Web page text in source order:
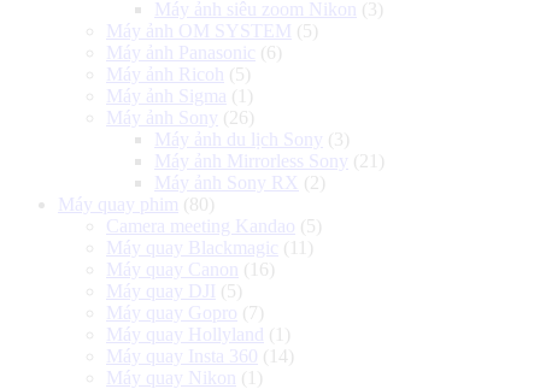
Máy ảnh siêu zoom Nikon
(3)
Máy ảnh OM SYSTEM (5)
Máy ảnh Panasonic (6)
Máy ảnh Ricoh
(5)
Máy ảnh Sigma (1)
Máy ảnh Sony (26)
Máy ảnh du lịch Sony (3)
Máy ảnh Mirrorless Sony (21)
Máy ảnh Sony RX (2)
Máy quay phim (80)
Camera meeting Kandao (5)
Máy quay Blackmagic (11)
Máy quay Canon
(16)
Máy quay DJI (5)
Máy quay Gopro (7)
Máy quay Hollyland
(1)
Máy quay Insta 360 (14)
Máy quay Nikon
(1)